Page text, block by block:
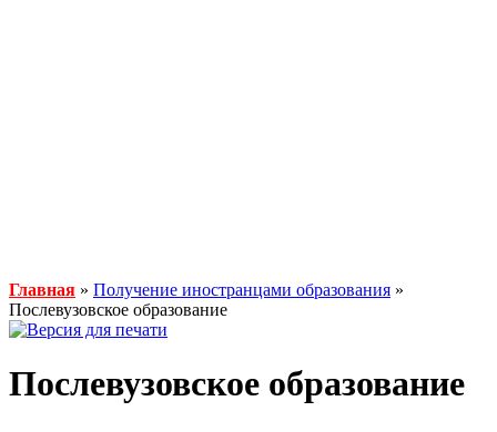
Главная » Получение иностранцами образования »
Послевузовское образование
Послевузовское образование